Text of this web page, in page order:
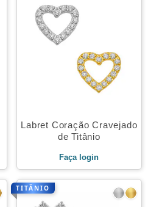
Labret Coração Cravejado
de Titânio
Faça login
TITÂNIO